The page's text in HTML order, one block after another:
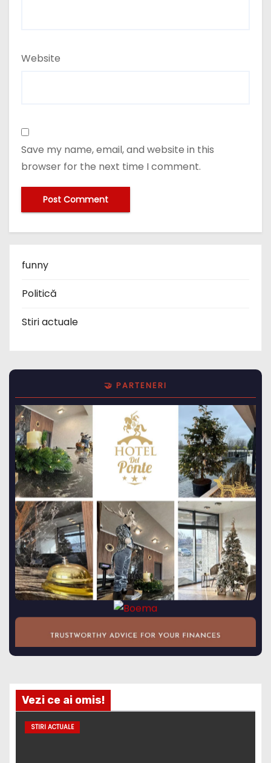
Website
Save my name, email, and website in this
browser for the next time I comment.
funny
Politică
Stiri actuale
🤝 PARTENERI
Vezi ce ai omis!
STIRI ACTUALE